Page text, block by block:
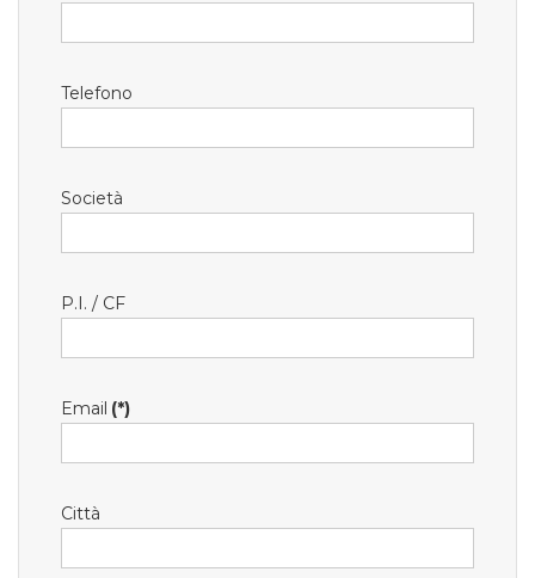
Telefono
Società
P.I. / CF
Email (*)
Città